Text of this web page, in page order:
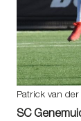
Patrick van
SC